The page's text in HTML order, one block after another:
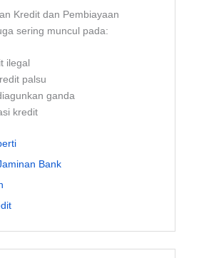
Kredit dan Pembiayaan
sering muncul pada:
ilegal
palsu
ganda
kredit
Bank